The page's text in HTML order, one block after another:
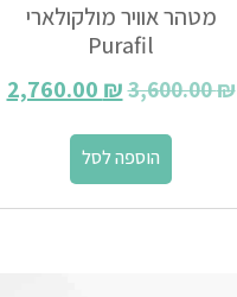
מטהר אוויר מולקולארי
Purafil
3,600.00₪
2,760.00 ₪
הוספה לסל